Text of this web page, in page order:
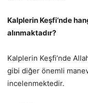
Kalplerin Keşfi’nde
alınmaktadır?
Kalplerin Keşfi’nde
gibi diğer önemli
incelenmektedir.